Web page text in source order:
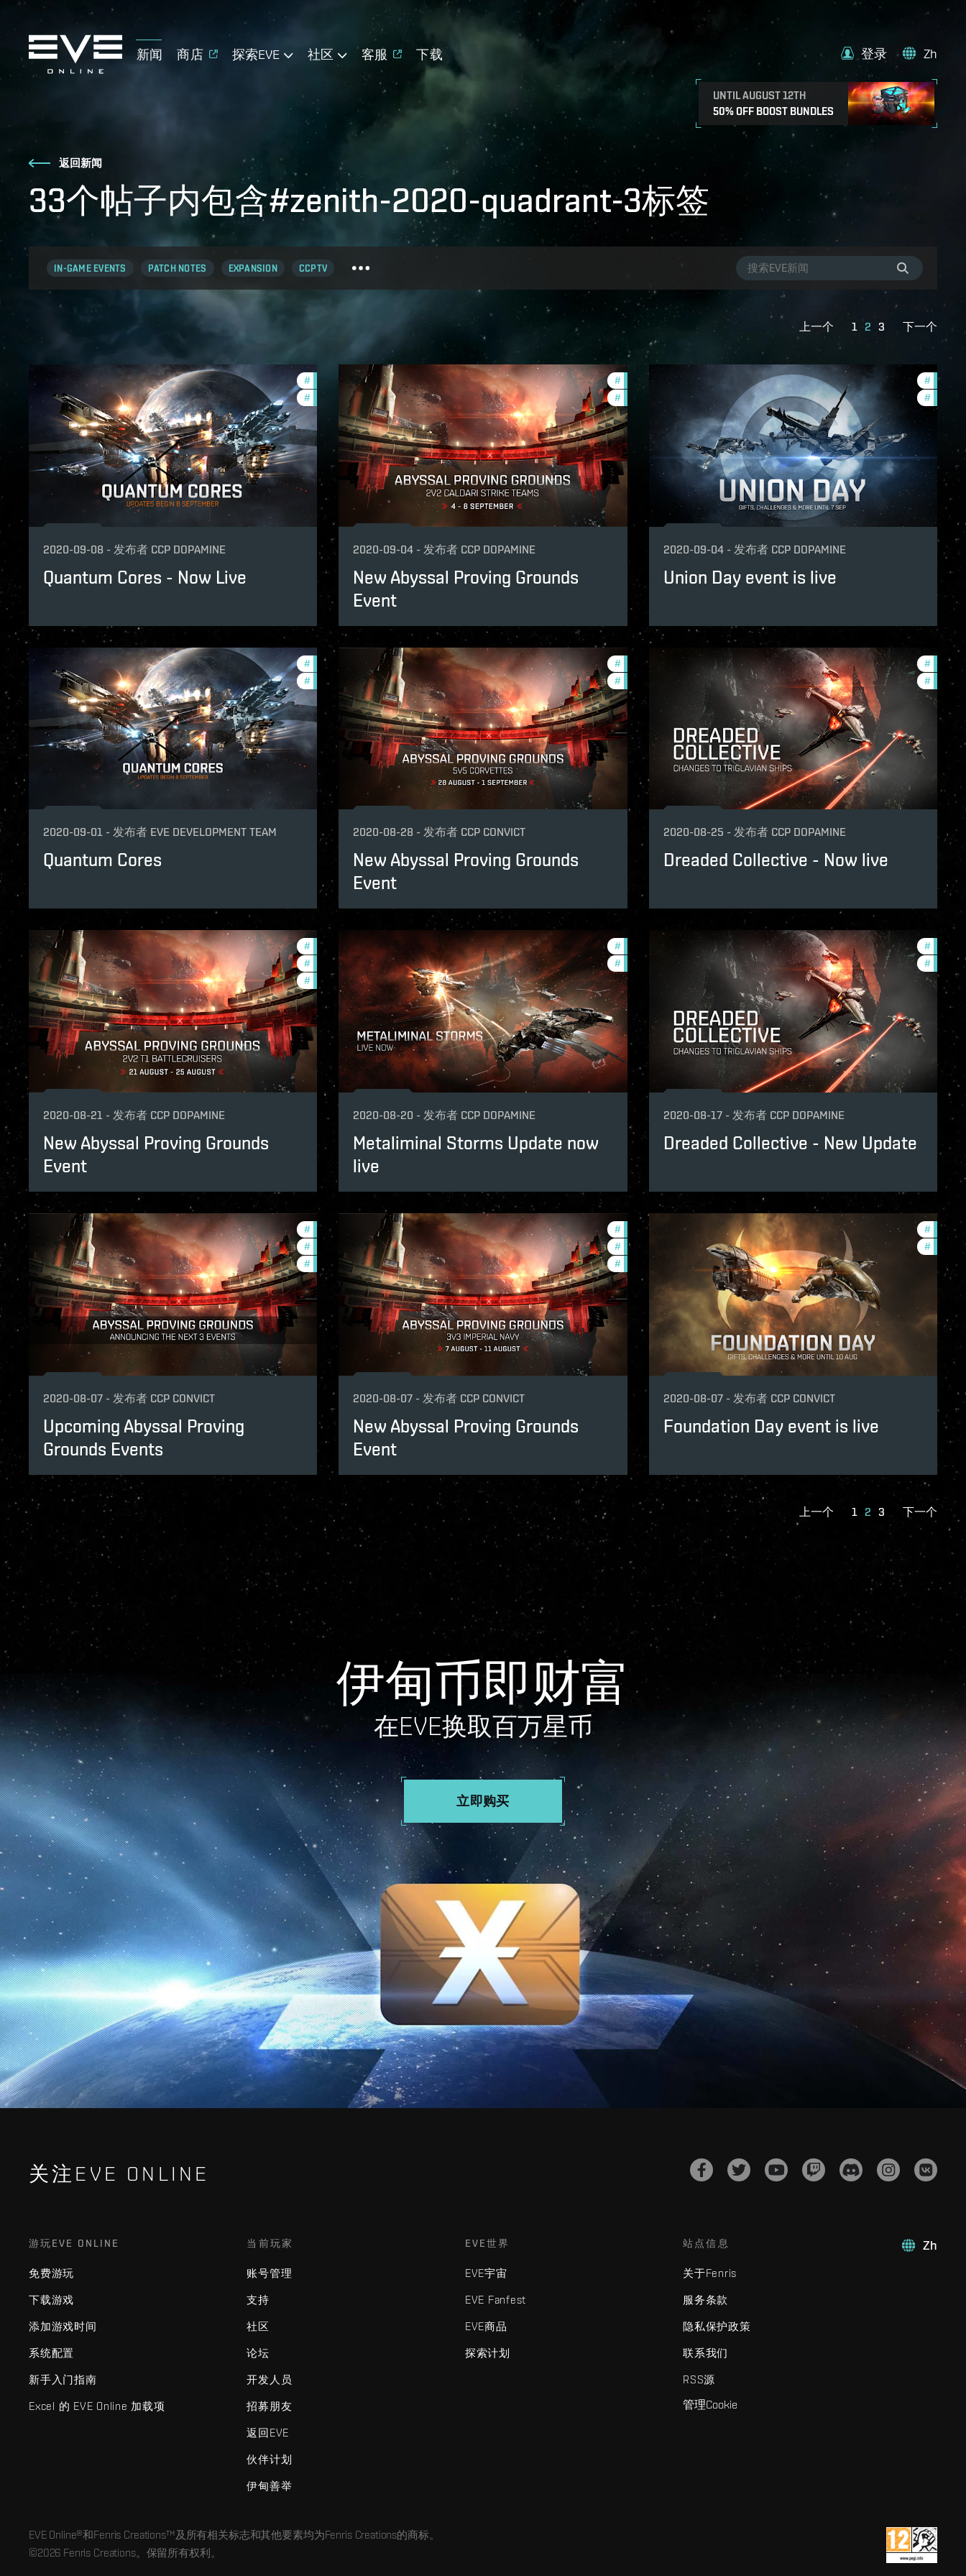
新闻 商店 探索EVE 社区 客服 下载
UNTIL AUGUST 12TH
50% OFF BOOST BUNDLES
登录 Zh
返回新闻
33个帖子内包含#zenith-2020-quadrant-3标签
IN-GAME EVENTS PATCH NOTES EXPANSION CCPTV
上一个 1 2 3 下一个
# zenith-2020-quadrant-3
# new-features
2020-09-08 - 发布者 CCP DOPAMINE
Quantum Cores - Now Live
#zenith-2020-quadrant-3
#in-game-events
2020-09-04 - 发布者 CCP DOPAMINE
New Abyssal Proving Grounds
Event
#in-
#zenith-
2020-09-04 - 发布者 CCP DOPAMINE
Union Day event is live
# new-features
# zenith-2020-quadrant-3
2020-09-01 - 发布者 EVE DEVELOPMENT TEAM
Quantum Cores
#pvp
#zenith-2020-quadrant-3
2020-08-28 -发布者 CCP CONVICT
New Abyssal Proving Grounds
Event
#
#zenith-
2020-08-25 - 发布者 CCP DOPAMINE
Dreaded Collective - Now live
# pvp
# in-game-events
# zenith-2020-quadrant-3
2020-08-21 - 发布者 CCP DOPAMINE
New Abyssal Proving Grounds
Event
#zenith-2020-quadrant-3
#new-features
2020-08-20 -发布者 CCP DOPAMINE
Metaliminal Storms Update now
live
#
#zenith-
2020-08-17 - 发布者 CCP DOPAMINE
Dreaded Collective - New Update
# pvp
# in-game-events
# zenith-2020-quadrant-3
2020-08-07 - 发布者 CCP CONVICT
Upcoming Abyssal Proving
Grounds Events
#in-game-events
#pvp
#zenith-2020-quadrant-3
2020-08-07 -发布者 CCP CONVICT
New Abyssal Proving Grounds
Event
#in-
#zenith-
2020-08-07 - 发布者 CCP CONVICT
Foundation Day event is live
上一个 1 2 3 下一个
伊甸币即财富
在EVE换取百万星币
立即购买
关注EVE ONLINE
Zh
游玩EVE ONLINE
免费游玩
下载游戏
添加游戏时间
系统配置
新手入门指南
Excel 的 EVE Online 加载项
当前玩家
账号管理
支持
社区
论坛
开发人员
招募朋友
返回EVE
伙伴计划
伊甸善举
EVE世界
EVE宇宙
EVE Fanfest
EVE商品
探索计划
站点信息
关于Fenris
服务条款
隐私保护政策
联系我们
RSS源
管理Cookie
EVE Online®和Fenris Creations™及所有相关标志和其他要素均为Fenris Creations的商标。
©2026 Fenris Creations。保留所有权利。